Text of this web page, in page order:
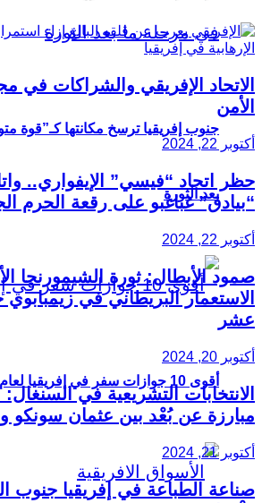
جنوب إفريقيا ترسخ مكانتها كـ”قوة
بعد الثورة
أقوى 10 جوازات سفر في إفريقيا لعام 2026
الاتحاد الإفريقي والشراكات في
الأمن
أكتوبر 22, 2024
حظر اتحاد “فيسي” الإيفواري..
“بيادق” غباغبو على رقعة الحرم
أكتوبر 22, 2024
صمود الأبطال: ثورة الشيمورنجا
الاستعمار البريطاني في
عشر
أكتوبر 20, 2024
الانتخابات التشريعية في
مبارزة عن بُعْد بين عثمان سونكو
أكتوبر 21, 2024
صناعة الطباعة في إفريقيا جنوب